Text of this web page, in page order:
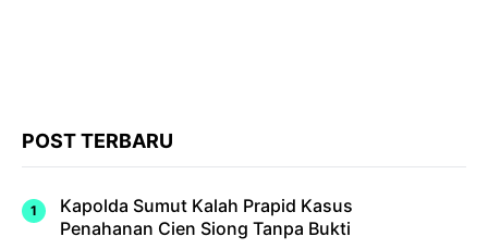
POST TERBARU
Kapolda Sumut Kalah Prapid Kasus
Penahanan Cien Siong Tanpa Bukti